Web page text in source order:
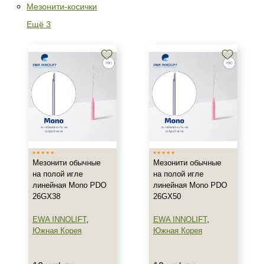
Мезонити-косички
Ещё 3
Спиральные мезонити
Мезонити-косички
Показать еще
Бренд
DG-lift
EWA INNOLIFT
Honey Derma Thread
Страна
Испания
Южная Корея
Мезонити обычные
на полой игле
линейная Mono PDO
26GX38
EWA INNOLIFT,
Южная Корея
Мезонити обычные
на полой игле
линейная Mono PDO
26GX50
EWA INNOLIFT,
Южная Корея